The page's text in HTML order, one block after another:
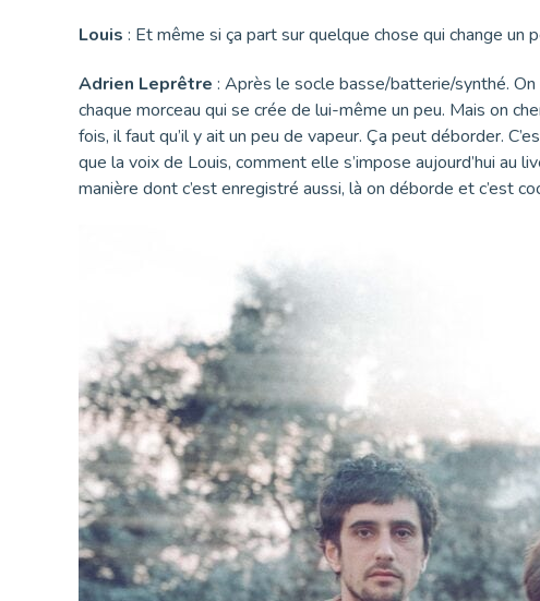
Louis : Et même si ça part sur quelque chose qui change un
Adrien Leprêtre : Après le socle basse/batterie/synthé.
chaque morceau qui se crée de lui-même un peu. Mais on
fois, il faut qu’il y ait un peu de vapeur. Ça peut déborder.
que la voix de Louis, comment elle s’impose aujourd’hui au
manière dont c’est enregistré aussi, là on déborde et c’est